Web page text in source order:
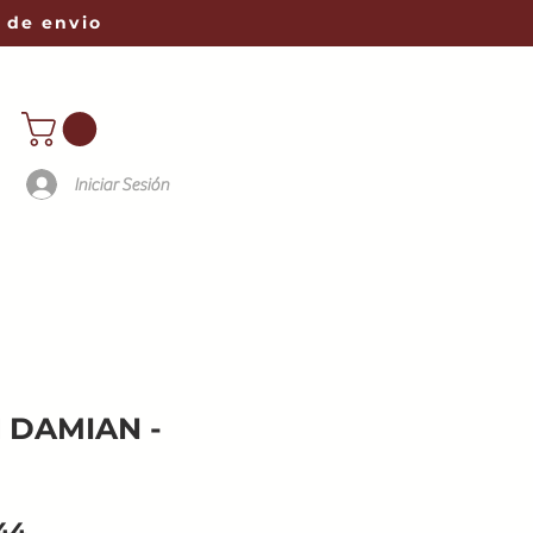
de envio
Iniciar Sesión
DAMIAN -